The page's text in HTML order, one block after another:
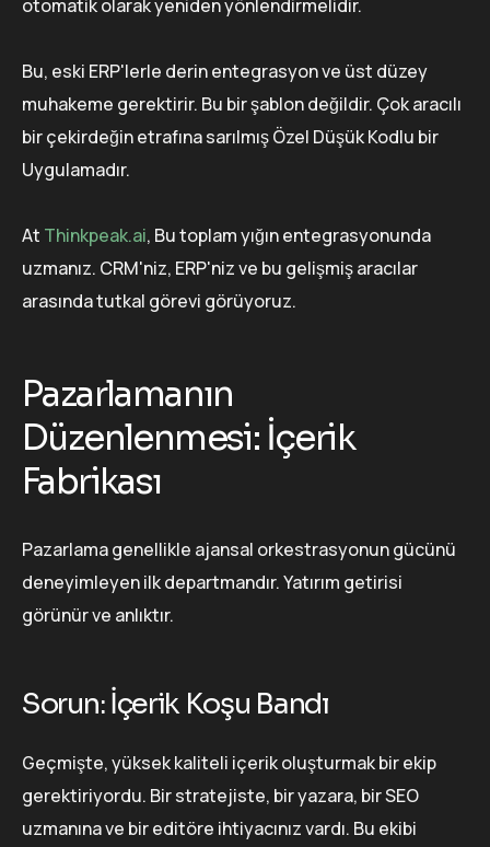
otomatik olarak yeniden yönlendirmelidir.
Bu, eski ERP'lerle derin entegrasyon ve üst düzey
muhakeme gerektirir. Bu bir şablon değildir. Çok aracılı
bir çekirdeğin etrafına sarılmış Özel Düşük Kodlu bir
Uygulamadır.
At Thinkpeak.ai, Bu toplam yığın entegrasyonunda
uzmanız. CRM'niz, ERP'niz ve bu gelişmiş aracılar
arasında tutkal görevi görüyoruz.
Pazarlamanın
Düzenlenmesi: İçerik
Fabrikası
Pazarlama genellikle ajansal orkestrasyonun gücünü
deneyimleyen ilk departmandır. Yatırım getirisi
görünür ve anlıktır.
Sorun: İçerik Koşu Bandı
Geçmişte, yüksek kaliteli içerik oluşturmak bir ekip
gerektiriyordu. Bir stratejiste, bir yazara, bir SEO
uzmanına ve bir editöre ihtiyacınız vardı. Bu ekibi